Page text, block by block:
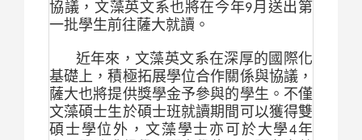
協議，文藻英文系也將在今年9月送出第
一批學生前往薩大就讀。
近年來，文藻英文系在深厚的國際化
基礎上，積極拓展學位合作關係與協議，
薩大也將提供獎學金予參與的學生。不僅
文藻碩士生於碩士班就讀期間可以獲得雙
碩士學位外，文藻學士亦可於大學4年